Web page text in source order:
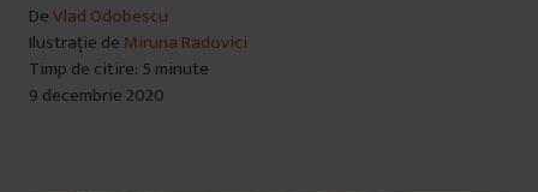
DeVlad Odobescu
Ilustrație de Miruna Radovici
Timp de citire: 5 minute
9 decembrie 2020